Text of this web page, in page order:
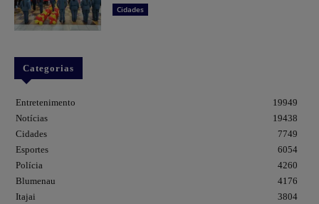
Cidades
Categorias
Entretenimento
19949
Notícias
19438
Cidades
7749
Esportes
6054
Polícia
4260
Blumenau
4176
Itajai
3804